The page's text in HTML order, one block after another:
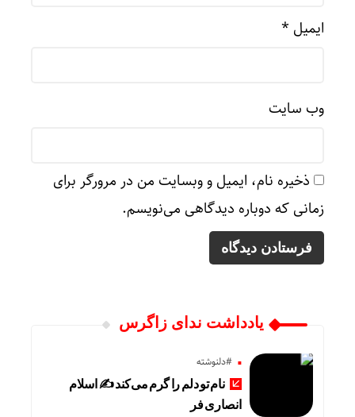
ایمیل *
وب‌ سایت
ذخیره نام، ایمیل و وبسایت من در مرورگر برای
زمانی که دوباره دیدگاهی می‌نویسم.
یادداشت ندای زاگرس
#دلنوشته
نام تو دلم را گرم می‌کند ✍️ اسلام
انصاری فر